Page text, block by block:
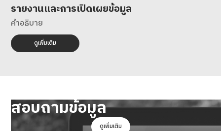
รายงานและการเปิดเผยข้อมูล
คำอธิบาย
ดูเพิ่มเติม
สอบถามข้อมูล
ดูเพิ่มเติม